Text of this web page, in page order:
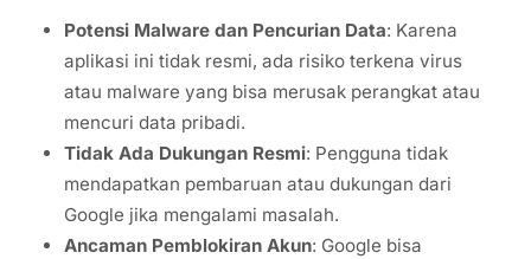
Potensi Malware dan Pencurian Data: Karena
aplikasi ini tidak resmi, ada risiko terkena virus
atau malware yang bisa merusak perangkat atau
mencuri data pribadi.
Tidak Ada Dukungan Resmi: Pengguna tidak
mendapatkan pembaruan atau dukungan dari
Google jika mengalami masalah.
Ancaman Pemblokiran Akun: Google bisa